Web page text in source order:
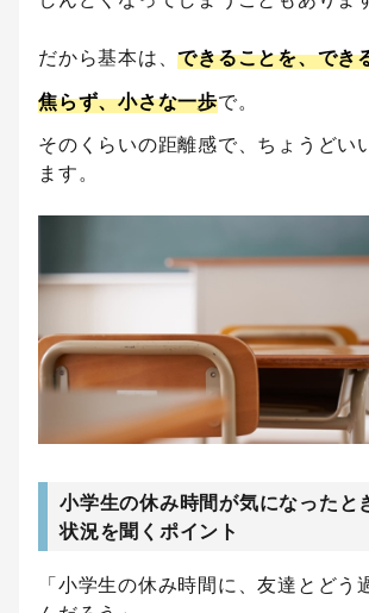
だから基本は、できることを、でき
焦らず、小さな一歩で。
そのくらいの距離感で、ちょうどい
ます。
小学生の休み時間が気になったと
状況を聞くポイント
「小学生の休み時間に、友達とどう